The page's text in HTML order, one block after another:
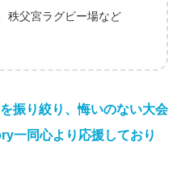
秩父宮ラグビー場など
振り絞り、悔いのない大会
一同心より応援しており